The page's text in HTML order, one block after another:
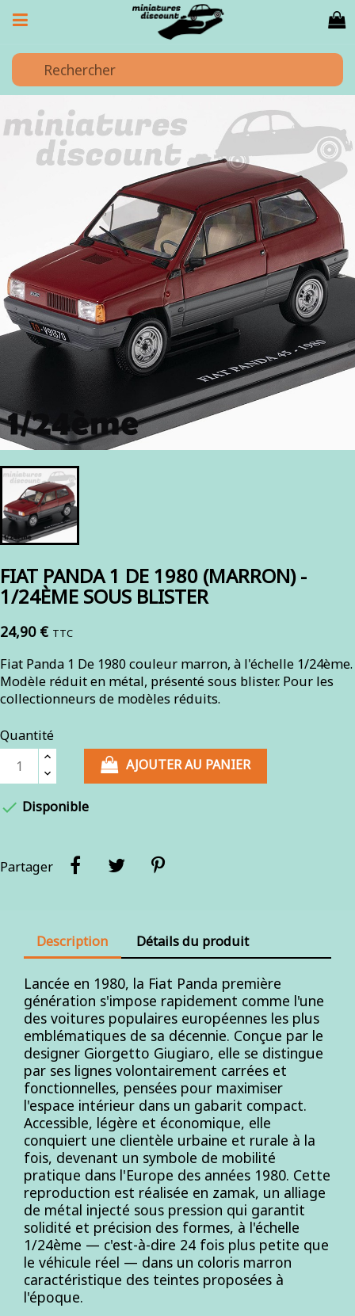
FIAT PANDA 1 DE 1980 (MARRON) -
1/24ÈME SOUS BLISTER
24,90 € TTC
Fiat Panda 1 De 1980 couleur marron, à l'échelle 1/24ème.
Modèle réduit en métal, présenté sous blister. Pour les
collectionneurs de modèles réduits.
Quantité
AJOUTER AU PANIER
 Disponible
Partager
Description Détails du produit
Lancée en 1980, la Fiat Panda première
génération s'impose rapidement comme l'une
des voitures populaires européennes les plus
emblématiques de sa décennie. Conçue par le
designer Giorgetto Giugiaro, elle se distingue
par ses lignes volontairement carrées et
fonctionnelles, pensées pour maximiser
l'espace intérieur dans un gabarit compact.
Accessible, légère et économique, elle
conquiert une clientèle urbaine et rurale à la
fois, devenant un symbole de mobilité
pratique dans l'Europe des années 1980. Cette
reproduction est réalisée en zamak, un alliage
de métal injecté sous pression qui garantit
solidité et précision des formes, à l'échelle
1/24ème — c'est-à-dire 24 fois plus petite que
le véhicule réel — dans un coloris marron
caractéristique des teintes proposées à
l'époque.